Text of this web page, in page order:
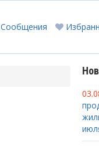
Сообщения